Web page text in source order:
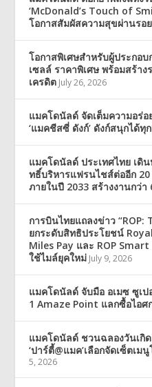
‘McDonald’s Touch of
โอกาสสัมผัสความสุขผ่านรอ
โอกาสพิเศษสำหรับผู้ประกอ
เซลล์ ราคาพิเศษ พร้อมสร้า
เครดิต July 26, 2026
แมคโดนัลด์ จัดเต็มความอร่
‘แมคชีสซี่ ดังก์’ ดังก์สนุกได้ทุ
แมคโดนัลด์ ประเทศไทย เดิ
ทธิ์บริหารแฟรนไชส์ต่ออีก
ภายในปี 2033 สร้างงานกว่า
การบินไทยแถลงข่าว
ยกระดับสิทธิประโยชน์
Miles Pay และ ROP
ใช้ไมล์ยุคใหม่ July 9, 2026
แมคโดนัลด์ จับมือ อเมซ ซูเ
1 Amaze Point แลกซื้อไอศ
แมคโดนัลด์ ชวนฉลองวันเกิ
‘ปาร์ตี้@แมค’เลือกจัดเซ็ตเม
5, 2026